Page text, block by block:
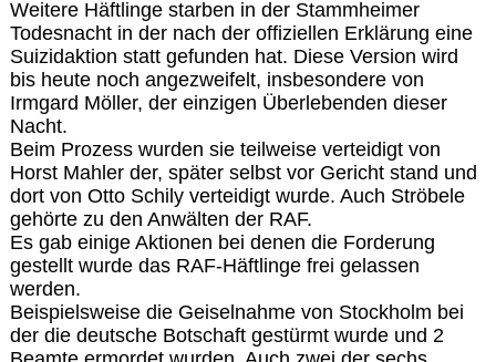
Weitere Häftlinge starben in der Stammheimer
Todesnacht in der nach der offiziellen Erklärung eine
Suizidaktion statt gefunden hat. Diese Version wird
bis heute noch angezweifelt, insbesondere von
Irmgard Möller, der einzigen Überlebenden dieser
Nacht.
Beim Prozess wurden sie teilweise verteidigt von
Horst Mahler der, später selbst vor Gericht stand und
dort von Otto Schily verteidigt wurde. Auch Ströbele
gehörte zu den Anwälten der RAF.
Es gab einige Aktionen bei denen die Forderung
gestellt wurde das RAF-Häftlinge frei gelassen
werden.
Beispielsweise die Geiselnahme von Stockholm bei
der die deutsche Botschaft gestürmt wurde und 2